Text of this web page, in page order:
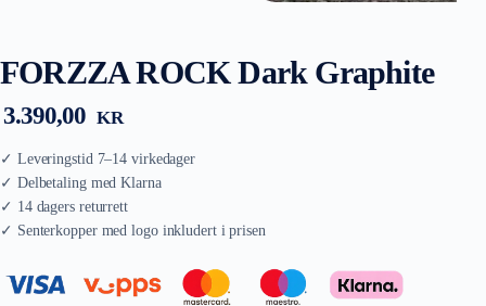
FORZZA ROCK Dark Graphite
3.390,00 KR